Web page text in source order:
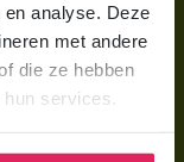
analyse. Deze
met andere
die ze hebben
services.